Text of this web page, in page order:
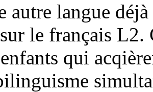
autre langue
le français L2.
qui